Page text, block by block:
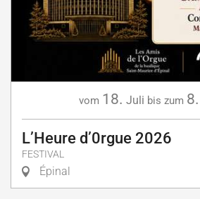
vom 18. Juli bis zum 8.
L’Heure d’0rgue 2026
FESTIVAL
Épinal